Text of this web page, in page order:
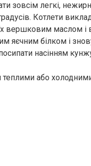
зовсім легкі,
Котлети
вершковим маслом і
яєчним білком і
насінням
теплими або